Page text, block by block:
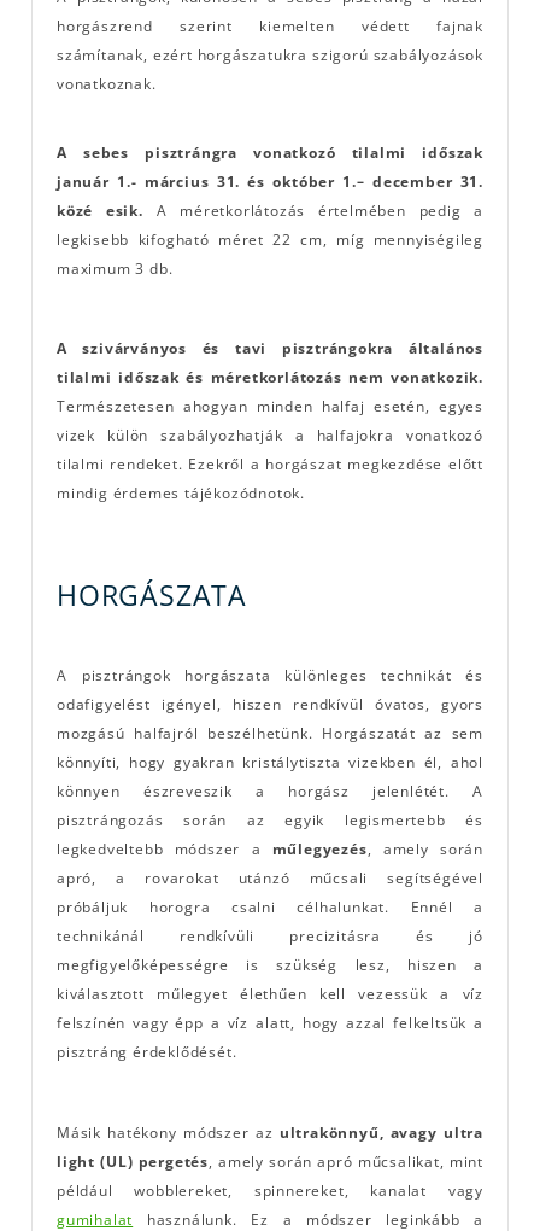
horgászrend szerint kiemelten védett fajnak
számítanak, ezért horgászatukra szigorú szabályozások
vonatkoznak.
A sebes pisztrángra vonatkozó tilalmi időszak
január 1.- március 31. és október 1.– december 31.
közé esik. A méretkorlátozás értelmében pedig a
legkisebb kifogható méret 22 cm, míg mennyiségileg
maximum 3 db.
A szivárványos és tavi pisztrángokra általános
tilalmi időszak és méretkorlátozás nem vonatkozik.
Természetesen ahogyan minden halfaj esetén, egyes
vizek külön szabályozhatják a halfajokra vonatkozó
tilalmi rendeket. Ezekről a horgászat megkezdése előtt
mindig érdemes tájékozódnotok.
HORGÁSZATA
A pisztrángok horgászata különleges technikát és
odafigyelést igényel, hiszen rendkívül óvatos, gyors
mozgású halfajról beszélhetünk. Horgászatát az sem
könnyíti, hogy gyakran kristálytiszta vizekben él, ahol
könnyen észreveszik a horgász jelenlétét. A
pisztrángozás során az egyik legismertebb és
legkedveltebb módszer a műlegyezés, amely során
apró, a rovarokat utánzó műcsali segítségével
próbáljuk horogra csalni célhalunkat. Ennél a
technikánál rendkívüli precizitásra és jó
megfigyelőképességre is szükség lesz, hiszen a
kiválasztott műlegyet élethűen kell vezessük a víz
felszínén vagy épp a víz alatt, hogy azzal felkeltsük a
pisztráng érdeklődését.
Másik hatékony módszer az ultrakönnyű, avagy ultra
light (UL) pergetés, amely során apró műcsalikat, mint
például wobblereket, spinnereket, kanalat vagy
gumihalat használunk. Ez a módszer leginkább a